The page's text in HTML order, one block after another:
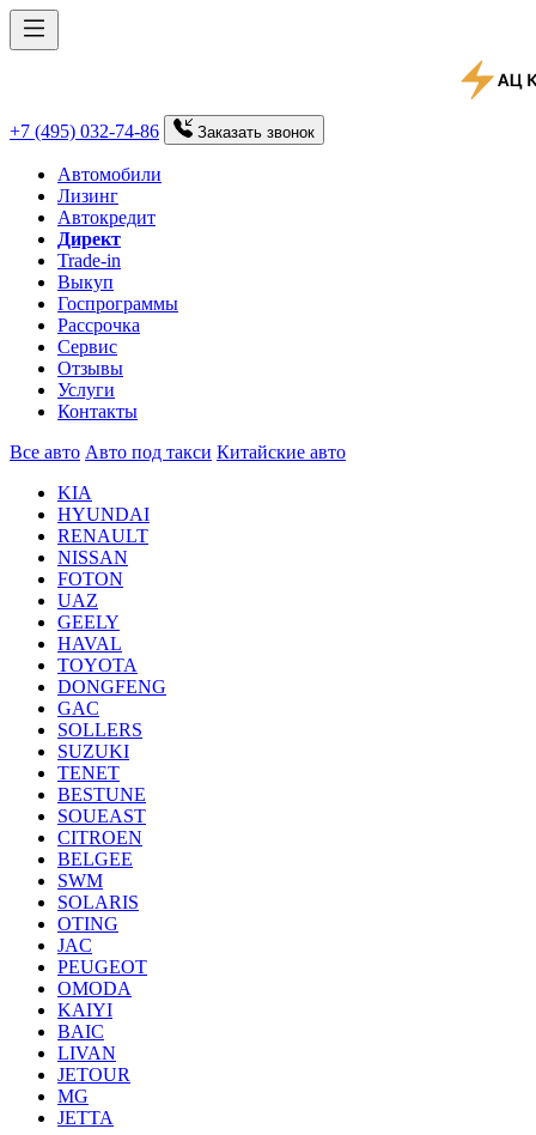
+7 (495) 032-74-86 Заказать звонок
Автомобили
Лизинг
Автокредит
Директ
Trade-in
Выкуп
Госпрограммы
Рассрочка
Сервис
Отзывы
Услуги
Контакты
Все авто Авто под такси Китайские авто
KIA
HYUNDAI
RENAULT
NISSAN
FOTON
UAZ
GEELY
HAVAL
TOYOTA
DONGFENG
GAC
SOLLERS
SUZUKI
TENET
BESTUNE
SOUEAST
CITROEN
BELGEE
SWM
SOLARIS
OTING
JAC
PEUGEOT
OMODA
KAIYI
BAIC
LIVAN
JETOUR
MG
JETTA